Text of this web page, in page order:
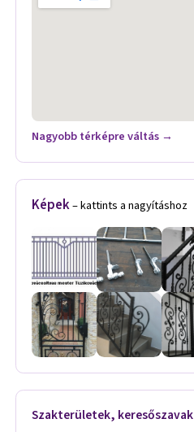
Nagyobb térképre váltás →
Képek– kattints a nagyításhoz
Szakterületek, keresőszavak